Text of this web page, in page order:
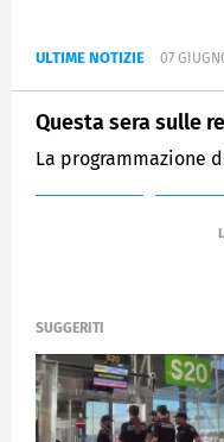
ULTIME NOTIZIE 07
Questa sera sulle
La programmazione
SUGGERITI